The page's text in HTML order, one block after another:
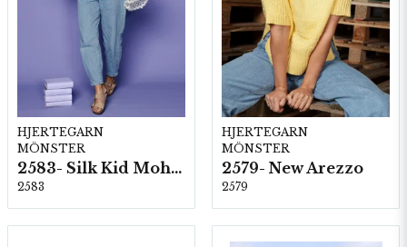
HJERTEGARN
MÖNSTER
2583- Silk Kid Mohair
2583
HJERTEGARN
MÖNSTER
2579- New Arezzo
2579